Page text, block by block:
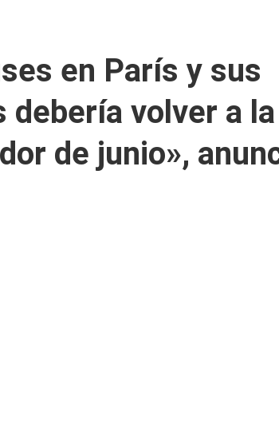
en París y sus
debería volver a la
de junio»,